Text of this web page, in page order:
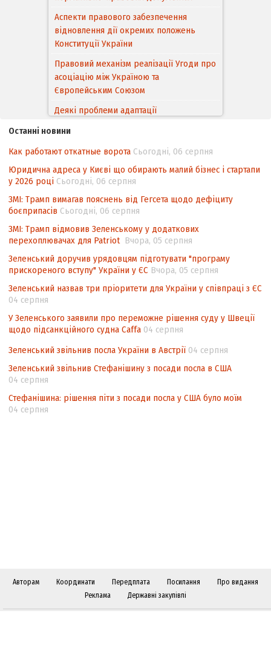
Аспекти правового забезпечення
відновлення дії окремих положень
Конституції України
Правовий механізм реалізації Угоди про
асоціацію між Україною та
Європейським Cоюзом
Деякі проблеми адаптації
походження товарів відповідно до
Угоди про торговельні аспекти прав
інтелектуальної власності (TRIPS) у
контексті євроінтеграції
Аналіз виборчого законодавства щодо
невизначеності механізму повторного
підрахунку голосів виборців
Інформаційна безпека суспільства
Останні новини
Как работают откатные ворота Сьогодні, 06 серпня
Юридична адреса у Києві що обирають малий бізнес і стартапи
у 2026 році Сьогодні, 06 серпня
ЗМІ: Трамп вимагав пояснень від Гегсета щодо дефіциту
боєприпасів Сьогодні, 06 серпня
ЗМІ: Трамп відмовив Зеленському у додаткових
перехоплювачах для Patriot Вчора, 05 серпня
Зеленський доручив урядовцям підготувати "програму
прискореного вступу" України у ЄС Вчора, 05 серпня
Зеленський назвав три пріоритети для України у співпраці з ЄС
04 серпня
У Зеленського заявили про переможне рішення суду у Швеції
щодо підсанкційного судна Caffa 04 серпня
Зеленський звільнив посла України в Австрії 04 серпня
Зеленський звільнив Стефанішину з посади посла в США
04 серпня
Стефанішина: рішення піти з посади посла у США було моїм
04 серпня
Авторам Координати Передплата Посилання
Про видання
Реклама
Державні закупівлі